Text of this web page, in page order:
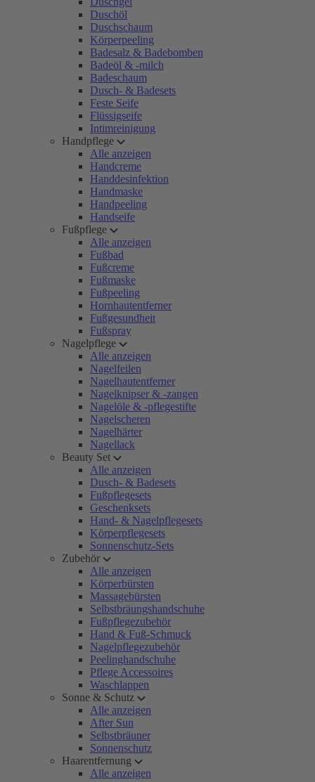
Duschöl
Duschschaum
Körperpeeling
Badesalz & Badebomben
Badeöl & -milch
Badeschaum
Dusch- & Badesets
Feste Seife
Flüssigseife
Intimreinigung
Handpflege
Alle anzeigen
Handcreme
Handdesinfektion
Handmaske
Handpeeling
Handseife
Fußpflege
Alle anzeigen
Fußbad
Fußcreme
Fußmaske
Fußpeeling
Hornhautentferner
Fußgesundheit
Fußspray
Nagelpflege
Alle anzeigen
Nagelfeilen
Nagelhautentferner
Nagelknipser & -zangen
Nagelöle & -pflegestifte
Nagelscheren
Nagelhärter
Nagellack
Beauty Set
Alle anzeigen
Dusch- & Badesets
Fußpflegesets
Geschenksets
Hand- & Nagelpflegesets
Körperpflegesets
Sonnenschutz-Sets
Zubehör
Alle anzeigen
Körperbürsten
Massagebürsten
Selbstbräungshandschuhe
Fußpflegezubehör
Hand & Fuß-Schmuck
Nagelpflegezubehör
Peelinghandschuhe
Pflege Accessoires
Waschlappen
Sonne & Schutz
Alle anzeigen
After Sun
Selbstbräuner
Sonnenschutz
Haarentfernung
Alle anzeigen